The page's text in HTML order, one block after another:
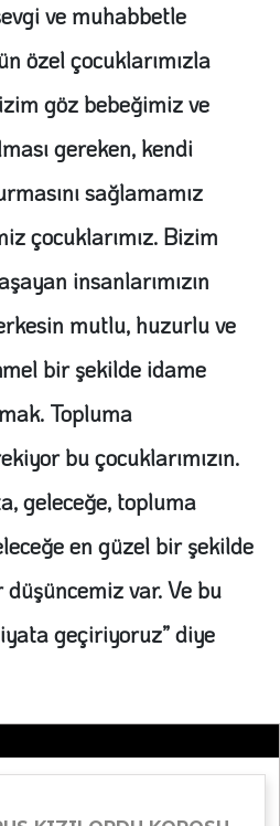
ve muhabbetle
özel çocuklarımızla
göz bebeğimiz ve
gereken, kendi
sağlamamız
çocuklarımız. Bizim
insanlarımızın
mutlu, huzurlu ve
bir şekilde idame
Topluma
bu çocuklarımızın.
geleceğe, topluma
en güzel bir şekilde
var. Ve bu
geçiriyoruz” diye